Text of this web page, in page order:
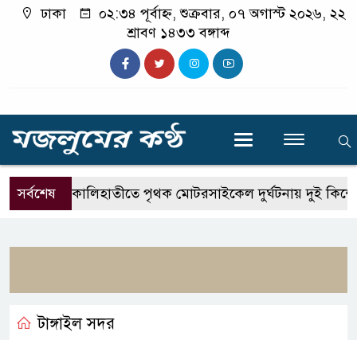
ঢাকা
০২:৩৪ পূর্বাহ্ন, শুক্রবার, ০৭ অগাস্ট ২০২৬, ২২
শ্রাবণ ১৪৩৩ বঙ্গাব্দ
সর্বশেষকালিহাতীতে পৃথক মোটরসাইকেল দুর্ঘটনায় দুই কিশোর
টাঙ্গাইল সদর